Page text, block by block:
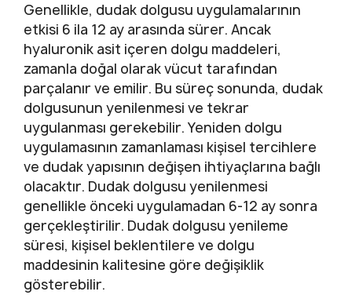
Genellikle, dudak dolgusu uygulamalarının
etkisi 6 ila 12 ay arasında sürer. Ancak
hyaluronik asit içeren dolgu maddeleri,
zamanla doğal olarak vücut tarafından
parçalanır ve emilir. Bu süreç sonunda, dudak
dolgusunun yenilenmesi ve tekrar
uygulanması gerekebilir. Yeniden dolgu
uygulamasının zamanlaması kişisel tercihlere
ve dudak yapısının değişen ihtiyaçlarına bağlı
olacaktır. Dudak dolgusu yenilenmesi
genellikle önceki uygulamadan 6-12 ay sonra
gerçekleştirilir. Dudak dolgusu yenileme
süresi, kişisel beklentilere ve dolgu
maddesinin kalitesine göre değişiklik
gösterebilir.